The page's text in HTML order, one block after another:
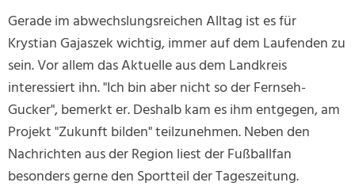
Gerade im abwechslungsreichen Alltag ist es für
Krystian Gajaszek wichtig, immer auf dem Laufenden zu
sein. Vor allem das Aktuelle aus dem Landkreis
interessiert ihn. "Ich bin aber nicht so der Fernseh-
Gucker", bemerkt er. Deshalb kam es ihm entgegen, am
Projekt "Zukunft bilden" teilzunehmen. Neben den
Nachrichten aus der Region liest der Fußballfan
besonders gerne den Sportteil der Tageszeitung.